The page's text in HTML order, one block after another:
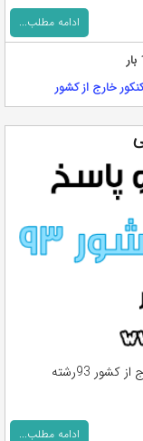
ادامه مطلب...
خارج از کشور
دانلود سوالات و پاسخ کلیدی و تشریحی کنکور خارج از کشور 93رشته
ادامه مطلب...